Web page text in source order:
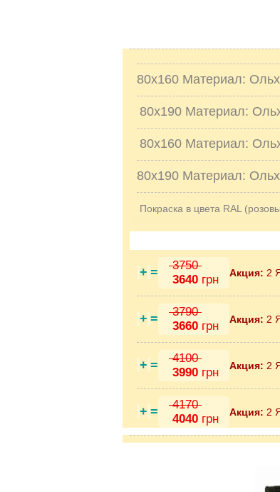
80х160 Материал:
80х190 Материал:
80х160 Материал:
80х190 Материал:
Покраска в цвета RAL
+ =
3750
3640 грн Акция: 2
+ =
3790
3660 грн Акция: 2
+ =
4100
3990 грн Акция: 2
+ =
4170
4040 грн Акция: 2